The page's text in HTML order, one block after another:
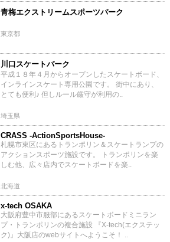
青梅エクストリームスポーツパーク
東京都
川口スケートパーク
平成１８年４月からオープンしたスケートボード、
インラインスケート専用公園です。 街中にあり、
とても便利♪ 但しルール厳守が利用の..
埼玉県
CRASS -ActionSportsHouse-
札幌市東区にあるトランポリン＆スケートランプの
アクションスポーツ施設です。 トランポリンを楽
しむ他、広々店内でスケートボードを楽..
北海道
x-tech OSAKA
大阪府豊中市服部にあるスケートボードミニラン
プ・トランポリンの複合施設 『X-tech(エクステッ
ク)』大阪店のwebサイトへようこそ！ ..